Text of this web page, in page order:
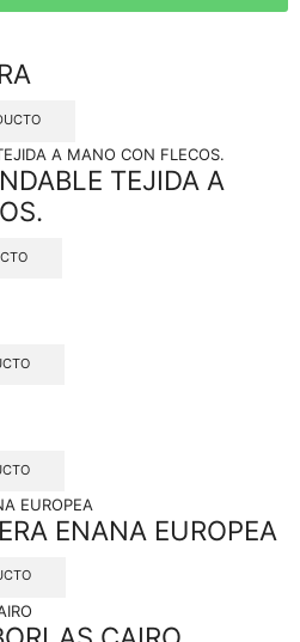
TEJIDA A
ENANA EUROPEA